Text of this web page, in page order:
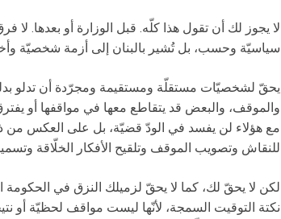
لا يجوز لك أن تقول هذا كلّه. قبل الوزارة أو بعدها. لا
سياسيّة وحسب، بل تُشير بالبنان إلى أزمة شخصيّة
يحقّ لشخصيّات مستقلّة ومستقيمة ومجرّدة أن تدلو
والموقف، والبعض قد يتقاطع معها في مواقفها أو
مع هؤلاء لن يفسد في الودّ قضيّة، بل على العكس من
للنقاش وتصويب الموقف وتلقيح الأفكار الخلّاقة
لكن لا يحقّ لك، كما لا يحقّ لزميلك النزق في
نكتة التوقيت السمجة، لأنّها ليست مواقف لحظيّة أو